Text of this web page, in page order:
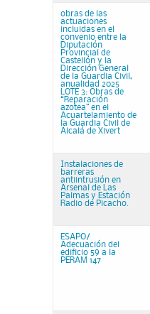
obras de las
actuaciones
incluidas en el
convenio entre la
Diputación
Provincial de
Castellón y la
Dirección General
de la Guardia Civil,
anualidad 2025
LOTE 3: Obras de
“Reparación
azotea” en el
Acuartelamiento de
la Guardia Civil de
Alcalá de Xivert
Instalaciones de
barreras
antiintrusión en
Arsenal de Las
Palmas y Estación
Radio de Picacho.
ESAPO/
Adecuación del
edificio 59 a la
PERAM 147